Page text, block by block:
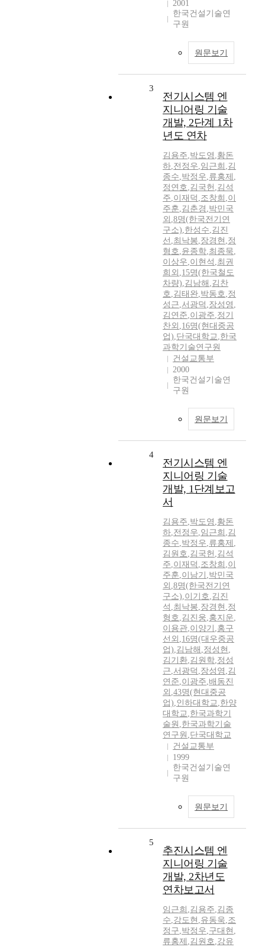
2001
한국건설기술연
구원
원문보기
3
전기시스템 엔
지니어링 기술
개발, 2단계 1차
년도 연차
김용주,박도영 ,황돈
하,전정우,임근희 ,김
종수,박정우,류홍제 ,
정연호,김국헌 ,김석
주,이재덕 ,조창희 ,이
주훈,김춘경 ,박민국
외 ,8명(한국전기연
구소),한성수,김진
선 ,최낙봉,장경현 ,정
형호,윤종학,최종묵,
이상우,이현석 ,최권
희외 ,15명(한국철도
차량),김남해 ,김찬
호,김태완,박동호,정
성근,서광덕 ,장성영 ,
김연준,이광주,정기
찬외 ,16명(현대중공
업),단국대학교,한국
과학기술연구원
건설교통부
2000
한국건설기술연
구원
원문보기
4
전기시스템 엔
지니어링 기술
개발, 1단계보고
서
김용주,박도영 ,황돈
하,전정우,임근희 ,김
종수,박정우,류홍제 ,
김원호,김국헌 ,김석
주,이재덕 ,조창희 ,이
주훈,이남기 ,박민국
외 ,8명(한국전기연
구소),이기호,김진
석 ,최낙봉,장경현 ,정
형호,김진웅,홍지운,
이용관,이양기 ,홍구
선외 ,16명(대우중공
업),김남해 ,정성현 ,
김기환,김원학,정성
근,서광덕 ,장성영 ,김
연준,이광주,배동진
외 ,43명(현대중공
업),인하대학교,한양
대학교,한국과학기
술원 ,한국과학기술
연구원 ,단국대학교
건설교통부
1999
한국건설기술연
구원
원문보기
5
추진시스템 엔
지니어링 기술
개발, 2차년도
연차보고서
임근희 ,김용주,김종
수,강도현 ,유동욱,조
정구,박정우,구대현 ,
류홍제 ,김원호,강유